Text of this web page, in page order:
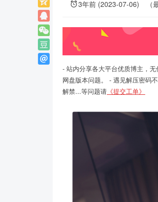
3年前 (2023-07-06)
- 站内分享各大平台优质博主，
网盘版本问题。 - 遇见解压密码
解禁...等问题请 《提交工单》